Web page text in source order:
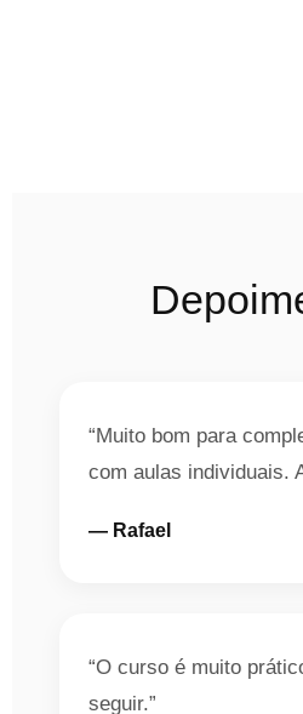
“Muito bom para
com aulas individuais.
— Rafael
“O curso é muito
seguir.”